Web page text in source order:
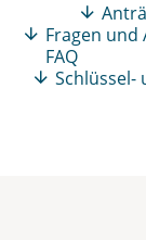
Fragen und
FAQ
Schlüssel-